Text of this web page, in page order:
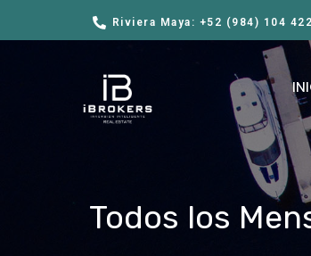
Riviera Maya: +52 (984) 104
Todos los